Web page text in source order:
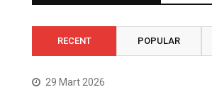
RECENT POPULAR
29 Mart 2026